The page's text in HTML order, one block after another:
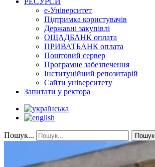
е-Університет
Підтримка користувачів
Державні закупівлі
ОЩАДБАНК оплата
ПРИВАТБАНК оплата
Поштовий сервер
Програмне забезпечення
Інституційний репозитарій
Сайти університету
Запитати у ректора
Пошук... Пошук